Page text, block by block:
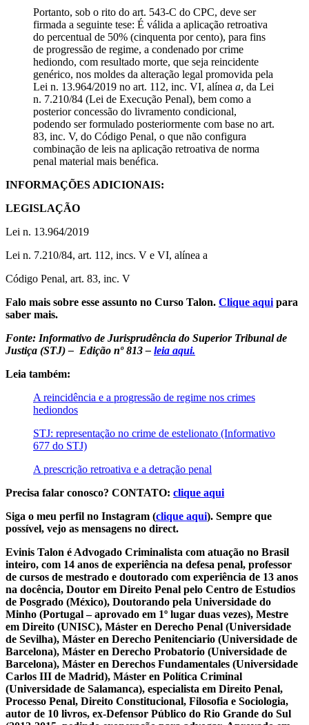
Portanto, sob o rito do art. 543-C do CPC, deve ser
firmada a seguinte tese: É válida a aplicação retroativa
do percentual de 50% (cinquenta por cento), para fins
de progressão de regime, a condenado por crime
hediondo, com resultado morte, que seja reincidente
genérico, nos moldes da alteração legal promovida pela
Lei n. 13.964/2019 no art. 112, inc. VI, alínea a, da Lei
n. 7.210/84 (Lei de Execução Penal), bem como a
posterior concessão do livramento condicional,
podendo ser formulado posteriormente com base no art.
83, inc. V, do Código Penal, o que não configura
combinação de leis na aplicação retroativa de norma
penal material mais benéfica.
INFORMAÇÕES ADICIONAIS:
LEGISLAÇÃO
Lei n. 13.964/2019
Lei n. 7.210/84, art. 112, incs. V e VI, alínea a
Código Penal, art. 83, inc. V
Falo mais sobre esse assunto no Curso Talon. Clique aqui para
saber mais.
Fonte: Informativo de Jurisprudência do Superior Tribunal de
Justiça (STJ) – Edição nº 813 – leia aqui.
Leia também:
A reincidência e a progressão de regime nos crimes
hediondos
STJ: representação no crime de estelionato (Informativo
677 do STJ)
A prescrição retroativa e a detração penal
Precisa falar conosco? CONTATO: clique aqui
Siga o meu perfil no Instagram (clique aqui). Sempre que
possível, vejo as mensagens no direct.
Evinis Talon é Advogado Criminalista com atuação no Brasil
inteiro, com 14 anos de experiência na defesa penal, professor
de cursos de mestrado e doutorado com experiência de 13 anos
na docência, Doutor em Direito Penal pelo Centro de Estudios
de Posgrado (México), Doutorando pela Universidade do
Minho (Portugal – aprovado em 1º lugar duas vezes), Mestre
em Direito (UNISC), Máster en Derecho Penal (Universidade
de Sevilha), Máster en Derecho Penitenciario (Universidade de
Barcelona), Máster en Derecho Probatorio (Universidade de
Barcelona), Máster en Derechos Fundamentales (Universidade
Carlos III de Madrid), Máster en Política Criminal
(Universidade de Salamanca), especialista em Direito Penal,
Processo Penal, Direito Constitucional, Filosofia e Sociologia,
autor de 10 livros, ex-Defensor Público do Rio Grande do Sul